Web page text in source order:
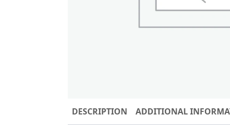
DESCRIPTION ADDITIONAL